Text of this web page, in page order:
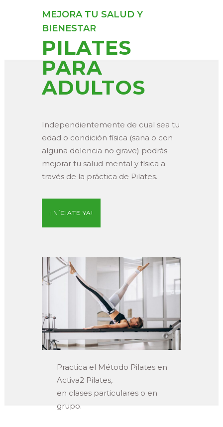
MEJORA TU SALUD Y
BIENESTAR
PILATES
PARA
ADULTOS
Independientemente de cual sea tu
edad o condición física (sana o con
alguna dolencia no grave) podrás
mejorar tu salud mental y física a
través de la práctica de Pilates.
¡INÍCIATE YA!
Practica el Método Pilates en
Activa2 Pilates,
en clases particulares o en
grupo.